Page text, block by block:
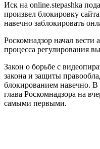
Иск на online.stepashka
произвел блокировку
навечно заблокировать
Роскомнадзор начал вести
процесса регулирования
Закон о борьбе с
закона и защиты
блокированием навечно. В
глава Роскомнадзора на
самыми первыми.